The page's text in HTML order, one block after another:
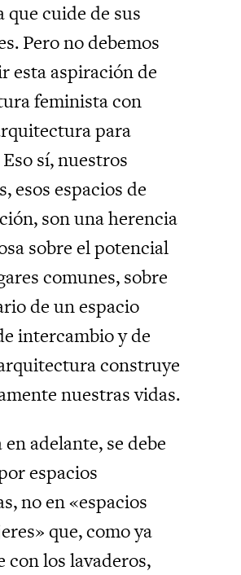
que cuide de sus
Pero no debemos
esta aspiración de
feminista con
para
sí, nuestros
esos espacios de
son una herencia
sobre el potencial
comunes, sobre
de un espacio
intercambio y de
construye
nuestras vidas.
en adelante, se debe
espacios
no en «espacios
que, como ya
con los lavaderos,